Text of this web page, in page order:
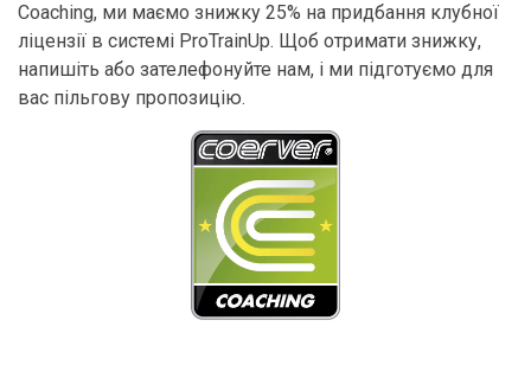
Coaching, ми маємо знижку 25% на придбання клубної
ліцензії в системі ProTrainUp. Щоб отримати знижку,
напишіть або зателефонуйте нам, і ми підготуємо для
вас пільгову пропозицію.